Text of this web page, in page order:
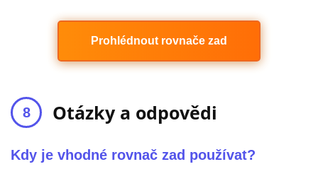
Prohlédnout rovnače zad
Otázky a odpovědi
Kdy je vhodné rovnač zad používat?